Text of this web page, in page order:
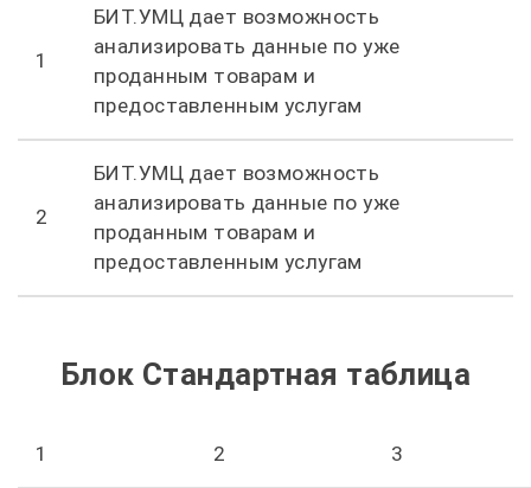
1
БИТ.УМЦ дает возможность
анализировать данные по уже
проданным товарам и
предоставленным услугам
2
БИТ.УМЦ дает возможность
анализировать данные по уже
проданным товарам и
предоставленным услугам
Блок Стандартная таблица
1 2 3